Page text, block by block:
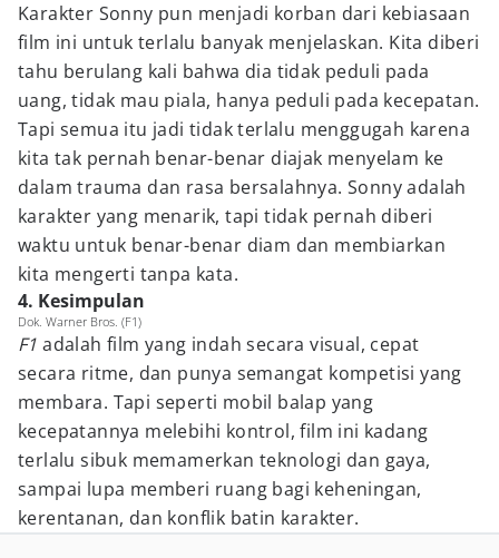
Karakter Sonny pun menjadi korban dari kebiasaan
film ini untuk terlalu banyak menjelaskan. Kita diberi
tahu berulang kali bahwa dia tidak peduli pada
uang, tidak mau piala, hanya peduli pada kecepatan.
Tapi semua itu jadi tidak terlalu menggugah karena
kita tak pernah benar-benar diajak menyelam ke
dalam trauma dan rasa bersalahnya. Sonny adalah
karakter yang menarik, tapi tidak pernah diberi
waktu untuk benar-benar diam dan membiarkan
kita mengerti tanpa kata.
4. Kesimpulan
Dok. Warner Bros. (F1)
F1 adalah film yang indah secara visual, cepat
secara ritme, dan punya semangat kompetisi yang
membara. Tapi seperti mobil balap yang
kecepatannya melebihi kontrol, film ini kadang
terlalu sibuk memamerkan teknologi dan gaya,
sampai lupa memberi ruang bagi keheningan,
kerentanan, dan konflik batin karakter.